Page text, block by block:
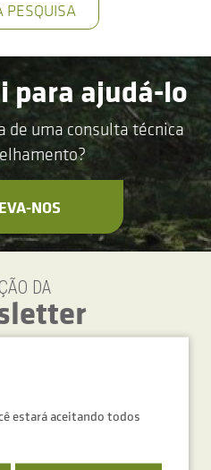
PESQUISA
para ajudá-lo
de uma consulta técnica
NOS
DA
estará aceitando todos